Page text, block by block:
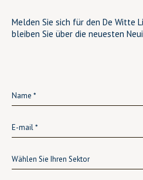
Melden Sie sich für den De Witte
bleiben Sie über die neuesten
Wählen Sie Ihren Sektor